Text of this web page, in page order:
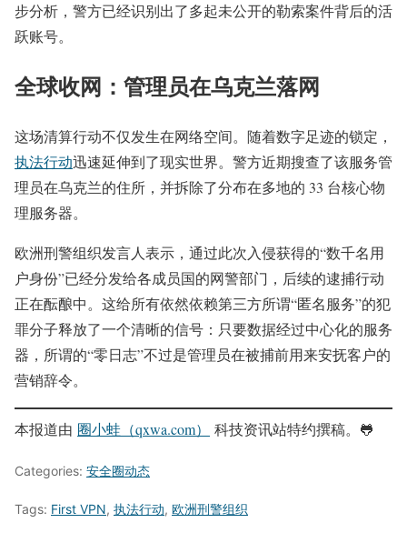
步分析，警方已经识别出了多起未公开的勒索案件背后的活
跃账号。
全球收网：管理员在乌克兰落网
这场清算行动不仅发生在网络空间。随着数字足迹的锁定，
执法行动迅速延伸到了现实世界。警方近期搜查了该服务管
理员在乌克兰的住所，并拆除了分布在多地的 33 台核心物
理服务器。
欧洲刑警组织发言人表示，通过此次入侵获得的“数千名用
户身份”已经分发给各成员国的网警部门，后续的逮捕行动
正在酝酿中。这给所有依然依赖第三方所谓“匿名服务”的犯
罪分子释放了一个清晰的信号：只要数据经过中心化的服务
器，所谓的“零日志”不过是管理员在被捕前用来安抚客户的
营销辞令。
本报道由 圈小蛙（qxwa.com） 科技资讯站特约撰稿。🐸️
Categories: 安全圈动态
Tags: First VPN, 执法行动, 欧洲刑警组织